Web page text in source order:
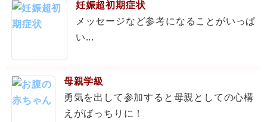
妊娠超初期症状
メッセージなど参考になることがいっぱ
い...
母親学級
勇気を出して参加すると母親としての心構
えがばっちりに！